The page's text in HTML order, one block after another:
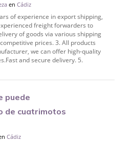
enCádiz
of experience in export shipping,
freight forwarders to
of goods via various shipping
prices. 3. All products
we can offer high-quality
and secure delivery. 5.
puede
de cuatrimotos
Cádiz